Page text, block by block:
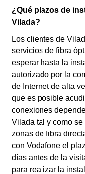
¿Qué plazos de
Vilada?
Los clientes de
servicios de fibra
esperar hasta la
autorizado por la
de Internet de alta
que es posible
conexiones
Vilada tal y como se
zonas de fibra
con Vodafone el
días antes de la
para realizar la